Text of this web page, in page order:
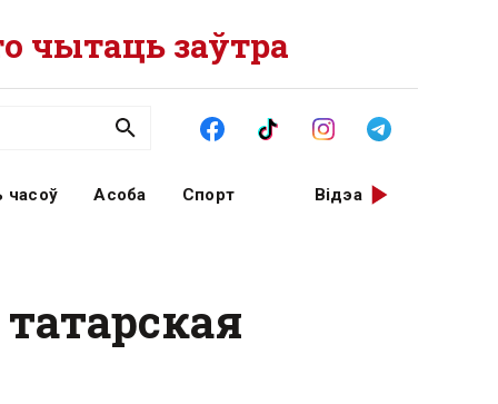
чытаць заўтра
часоў Асоба Спорт Відэа